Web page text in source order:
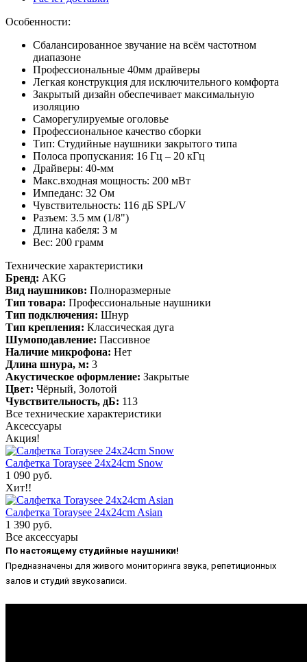
Особенности:
Cбалансированное звучание на всём частотном
диапазоне
Профессиональные 40мм драйверы
Легкая конструкция для исключительного комфорта
Закрытый дизайн обеспечивает максимальную
изоляцию
Саморегулируемые оголовье
Профессиональное качество сборки
Тип: Студийные наушники закрытого типа
Полоса пропускания: 16 Гц – 20 кГц
Драйверы: 40-мм
Макс.входная мощность: 200 мВт
Импеданс: 32 Ом
Чувствительность: 116 дБ SPL/V
Разъем: 3.5 мм (1/8")
Длина кабеля: 3 м
Вес: 200 грамм
Технические характеристики
Бренд: AKG
Вид наушников: Полноразмерные
Тип товара: Профессиональные наушники
Тип подключения: Шнур
Тип крепления: Классическая дуга
Шумоподавление: Пассивное
Наличие микрофона: Нет
Длина шнура, м: 3
Акустическое оформление: Закрытые
Цвет: Чёрный, Золотой
Чувствительность, дБ: 113
Все технические характеристики
Аксессуары
Акция!
Салфетка Toraysee 24x24cm Snow
1 090 руб.
Хит!!
Салфетка Toraysee 24x24cm Asian
1 390 руб.
Все аксессуары
По настоящему студийные наушники!
Предназначены для живого мониторинга звука, репетиционных
залов и студий звукозаписи.